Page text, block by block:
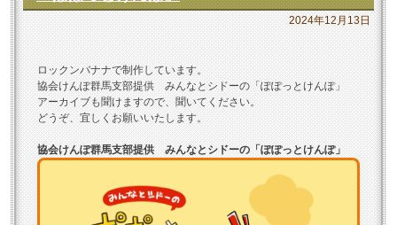
2024年12月13日
ロックンバナナで制作しています。
協会けんぽ群馬支部提供 みんなとシドーの「ぽぽっとけんぽ」
アーカイブも聞けますので、聞いてください。
どうぞ、宜しくお願いいたします。
協会けんぽ群馬支部提供 みんなとシドーの「ぽぽっとけんぽ」